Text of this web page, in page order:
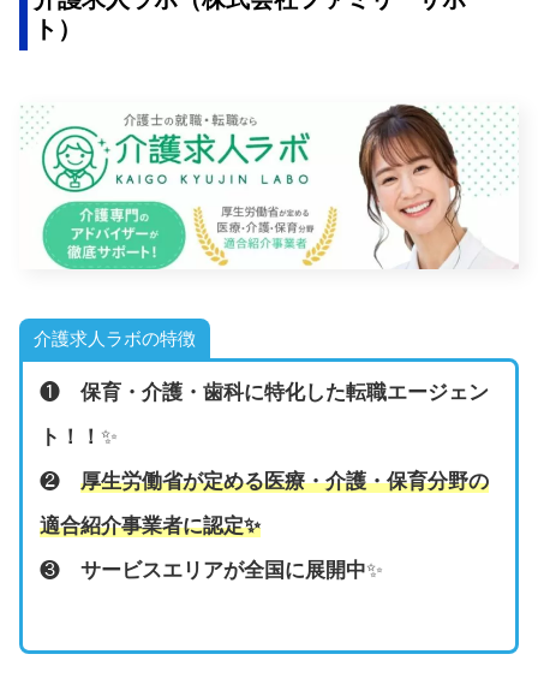
ト）
介護求人ラボの特徴
❶ 保育・介護・歯科に特化した転職エージェン
ト！！ ✨
❷ 厚生労働省が定める医療・介護・保育分野の
適合紹介事業者に認定✨
❸ サービスエリアが全国に展開中✨